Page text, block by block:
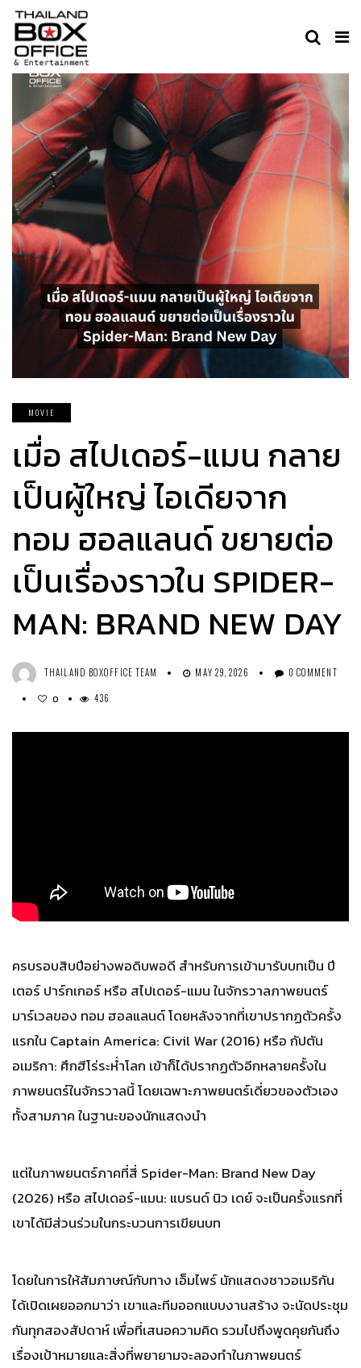
MOVIE
เมื่อ สไปเดอร์-แมน กลาย
เป็นผู้ใหญ่ ไอเดียจาก
ทอม ฮอลแลนด์ ขยายต่อ
เป็นเรื่องราวใน SPIDER-
MAN: BRAND NEW DAY
THAILAND BOXOFFICE TEAM MAY 29, 2026 0 COMMENT
0 436
ครบรอบสิบปีอย่างพอดิบพอดี สำหรับการเข้ามารับบทเป็น ปี
เตอร์​ ปาร์กเกอร์ หรือ สไปเดอร์-แมน ในจักรวาลภาพยนตร์
มาร์เวลของ ทอม ฮอลแลนด์ โดยหลังจากที่เขาปรากฏตัวครั้ง
แรกใน Captain America: Civil War (2016) หรือ กัปตัน
อเมริกา: ศึกฮีโร่ระห่ำโลก เข้าก็ได้ปรากฏตัวอีกหลายครั้งใน
ภาพยนตร์ในจักรวาลนี้ โดยเฉพาะภาพยนตร์เดี่ยวของตัวเอง
ทั้งสามภาค ในฐานะของนักแสดงนำ
แต่ในภาพยนตร์ภาคที่สี่ Spider-Man: Brand New Day
(2026) หรือ สไปเดอร์-แมน: แบรนด์ นิว เดย์ จะเป็นครั้งแรกที่
เขาได้มีส่วนร่วมในกระบวนการเขียนบท
โดยในการให้สัมภาษณ์กับทาง เอ็มไพร์ นักแสดงชาวอเมริกัน
ได้เปิดเผยออกมาว่า เขาและทีมออกแบบงานสร้าง จะนัดประชุม
กันทุกสองสัปดาห์ เพื่อที่เสนอความคิด รวมไปถึงพูดคุยกันถึง
เรื่องเป้าหมายและสิ่งที่พยายามจะลองทำในภาพยนตร์